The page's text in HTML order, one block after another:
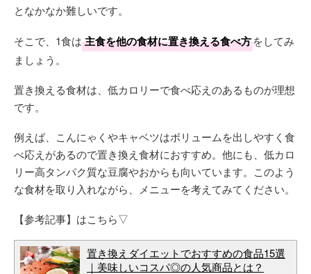
となかなか難しいです。
そこで、1食は 主食を他の食材に置き換える食べ方をしてみ
ましょう。
置き換える食材は、低カロリーで食べ応えのあるものが理想
です。
例えば、こんにゃくやキャベツはボリュームを出しやすく食
べ応えがあるので置き換え食材におすすめ。他にも、低カロ
リー高タンパク質な豆腐やおからも向いています。このよう
な食材を取り入れながら、メニューを考えてみてください。
【参考記事】はこちら▽
置き換えダイエットでおすすめの食品15選
｜美味しいコスパ◎の人気商品とは？